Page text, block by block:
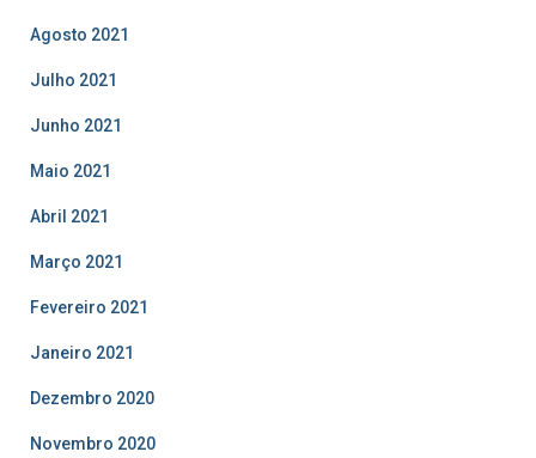
Agosto 2021
Julho 2021
Junho 2021
Maio 2021
Abril 2021
Março 2021
Fevereiro 2021
Janeiro 2021
Dezembro 2020
Novembro 2020